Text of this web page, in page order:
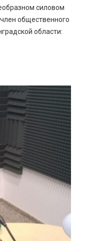
силовом
общественного
области: